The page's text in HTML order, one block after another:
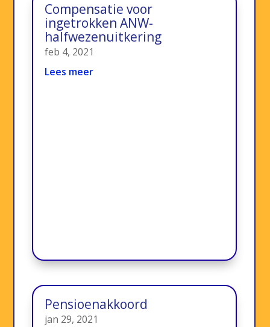
Compensatie voor
ingetrokken ANW-
halfwezenuitkering
feb 4, 2021
Lees meer
Pensioenakkoord
jan 29, 2021